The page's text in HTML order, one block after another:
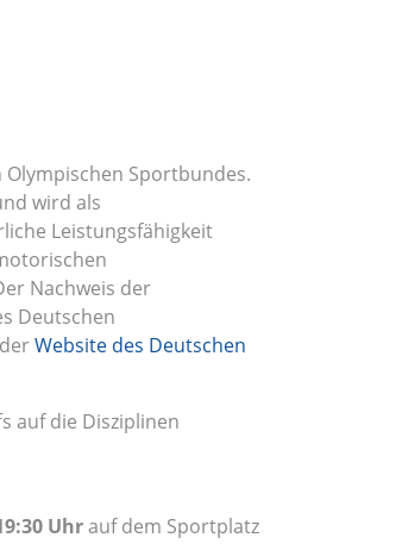
Sportbundes.
wird als
Leistungsfähigkeit
Nachweis der
Deutschen
Website des Deutschen
auf die Disziplinen
Uhrauf dem Sportplatz